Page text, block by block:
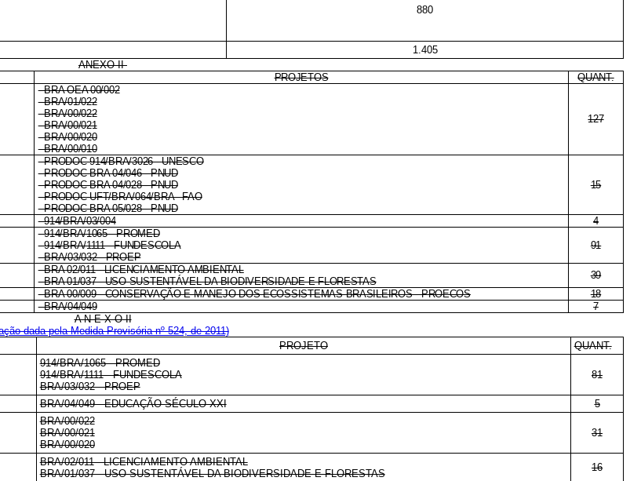
880
1.405
ANEXO II
PROJETOS QUANT.
- BRA OEA 00/002
- BRA/01/022
- BRA/00/022
- BRA/00/021
- BRA/00/020
- BRA/00/010
127
- PRODOC 914/BRA/3026 - UNESCO
- PRODOC BRA 04/046 - PNUD
- PRODOC BRA 04/028 - PNUD
- PRODOC-UFT/BRA/064/BRA - FAO
- PRODOC BRA 05/028 - PNUD
15
- 914/BRA/03/004 4
- 914/BRA/1065 - PROMED
- 914/BRA/1111 - FUNDESCOLA
- BRA/03/032 - PROEP
91
- BRA 02/011 - LICENCIAMENTO AMBIENTAL
- BRA 01/037 - USO SUSTENTÁVEL DA BIODIVERSIDADE E FLORESTAS
39
- BRA 00/009 - CONSERVAÇÃO E MANEJO DOS ECOSSISTEMAS BRASILEIROS - PROECOS
18
- BRA/04/049
7
A N E X OII
dada pela Medida Provisória nº 524, de 2011)
PROJETO QUANT.
914/BRA/1065 - PROMED
914/BRA/1111 - FUNDESCOLA
BRA/03/032 - PROEP
81
BRA/04/049 - EDUCAÇÃO SÉCULO XXI 5
BRA/00/022
BRA/00/021
BRA/00/020
31
BRA/02/011 - LICENCIAMENTO AMBIENTAL
BRA/01/037 - USO SUSTENTÁVEL DA BIODIVERSIDADE E FLORESTAS
16